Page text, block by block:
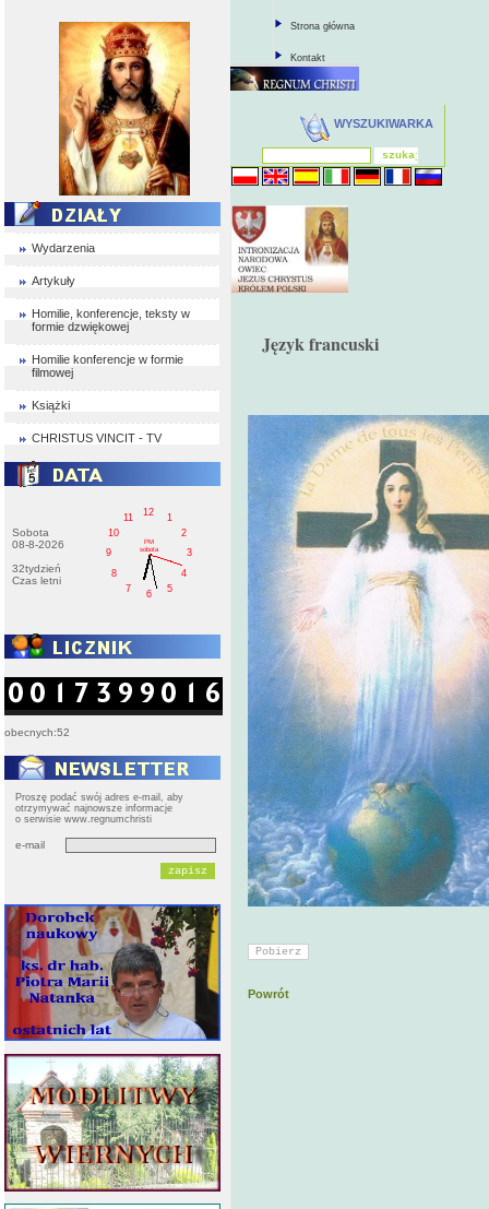
Wydarzenia
Artykuły
Homilie, konferencje, teksty w
formie dzwiękowej
Homilie konferencje w formie
filmowej
Książki
CHRISTUS VINCIT - TV
Sobota
08-8-2026
32tydzień
Czas letni
1
2
3
4
5
6
7
8
9
10
11
12
PM
sobota
obecnych:52
Proszę podać swój adres e-mail, aby
otrzymywać najnowsze informacje
o serwisie www.regnumchristi
e-mail
Strona główna
Kontakt
WYSZUKIWARKA
Język francuski
Powrót